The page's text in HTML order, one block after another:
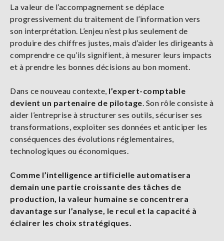
La valeur de l’accompagnement se déplace
progressivement du traitement de l’information vers
son interprétation. L’enjeu n’est plus seulement de
produire des chiffres justes, mais d’aider les dirigeants à
comprendre ce qu’ils signifient, à mesurer leurs impacts
et à prendre les bonnes décisions au bon moment.
Dans ce nouveau contexte, l’expert-comptable
devient un partenaire de pilotage. Son rôle consiste à
aider l’entreprise à structurer ses outils, sécuriser ses
transformations, exploiter ses données et anticiper les
conséquences des évolutions réglementaires,
technologiques ou économiques.
Comme l’intelligence artificielle automatisera
demain une partie croissante des tâches de
production, la valeur humaine se concentrera
davantage sur l’analyse, le recul et la capacité à
éclairer les choix stratégiques.